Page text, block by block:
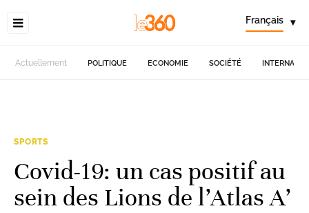
Français ▾
Actuellement POLITIQUE ECONOMIE SOCIÉTÉ
SPORTS
Covid-19: un cas positif au
sein des Lions de l’Atlas A’